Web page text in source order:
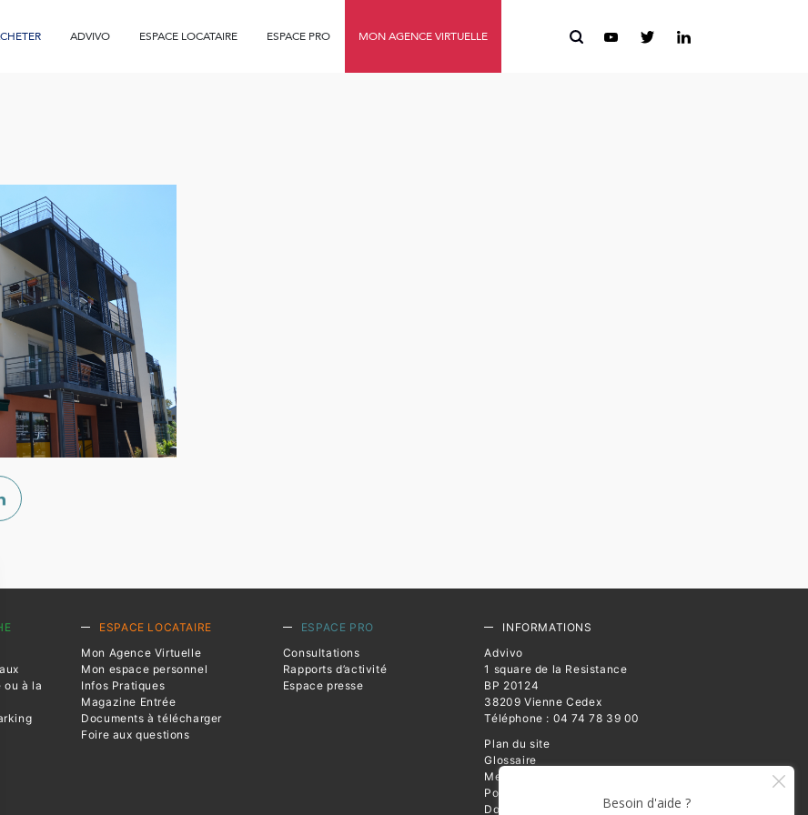
ADVIVO ESPACE LOCATAIRE ESPACE PRO MON AGENCE VIRTUELLE
ou à la
ESPACE LOCATAIRE
Mon Agence Virtuelle
Mon espace personnel
Infos Pratiques
Magazine Entrée
Documents à télécharger
Foire aux questions
ESPACE PRO
Consultations
Rapports d’activité
Espace presse
INFORMATIONS
Advivo
1 square de la Resistance
BP 20124
38209 Vienne Cedex
Téléphone : 04 74 78 39 00
Plan du site
Glossaire
Mentions légales
Politique de Protection des
Données